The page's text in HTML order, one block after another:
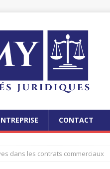
CONTACT
dans les contrats commerciaux